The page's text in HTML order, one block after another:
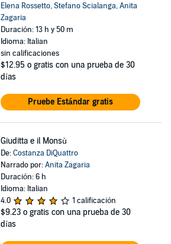
Elena Rossetto,Stefano Scialanga,Anita
Zagaria
Duración: 13 h y 50 m
Idioma: Italian
sin calificaciones
$12.95 o gratis con una prueba de 30
días
Pruebe Estándar gratis
Giuditta e il Monsù
De:Costanza DiQuattro
Narrado por:Anita Zagaria
Duración: 6 h
Idioma: Italian
4.0
1 calificación
$9.23 o gratis con una prueba de 30
días